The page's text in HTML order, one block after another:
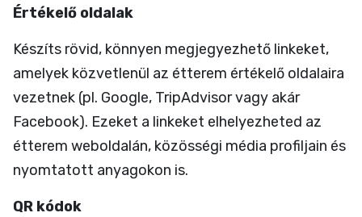
Értékelő oldalak
Készíts rövid, könnyen megjegyezhető linkeket,
amelyek közvetlenül az étterem értékelő oldalaira
vezetnek (pl. Google, TripAdvisor vagy akár
Facebook). Ezeket a linkeket elhelyezheted az
étterem weboldalán, közösségi média profiljain és
nyomtatott anyagokon is.
QR kódok